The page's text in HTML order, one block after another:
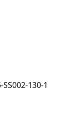
130-1